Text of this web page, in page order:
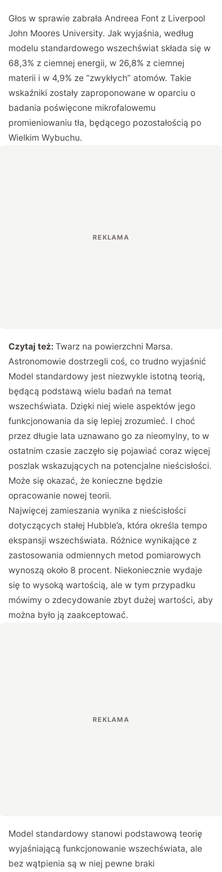
Głos w sprawie zabrała Andreea Font z Liverpool
John Moores University. Jak wyjaśnia, według
modelu standardowego wszechświat składa się w
68,3% z ciemnej energii, w 26,8% z ciemnej
materii i w 4,9% ze “zwykłych” atomów. Takie
wskaźniki zostały zaproponowane w oparciu o
badania poświęcone mikrofalowemu
promieniowaniu tła, będącego pozostałością po
Wielkim Wybuchu.
Czytaj też:Twarz na powierzchni Marsa.
Astronomowie dostrzegli coś, co trudno wyjaśnić
Model standardowy jest niezwykle istotną teorią,
będącą podstawą wielu badań na temat
wszechświata. Dzięki niej wiele aspektów jego
funkcjonowania da się lepiej zrozumieć. I choć
przez długie lata uznawano go za nieomylny, to w
ostatnim czasie zaczęło się pojawiać coraz więcej
poszlak wskazujących na potencjalne nieścisłości.
Może się okazać, że konieczne będzie
opracowanie nowej teorii.
Najwięcej zamieszania wynika z nieścisłości
dotyczących stałej Hubble’a, która określa tempo
ekspansji wszechświata. Różnice wynikające z
zastosowania odmiennych metod pomiarowych
wynoszą około 8 procent. Niekoniecznie wydaje
się to wysoką wartością, ale w tym przypadku
mówimy o zdecydowanie zbyt dużej wartości, aby
można było ją zaakceptować.
Model standardowy stanowi podstawową teorię
wyjaśniającą funkcjonowanie wszechświata, ale
bez wątpienia są w niej pewne braki